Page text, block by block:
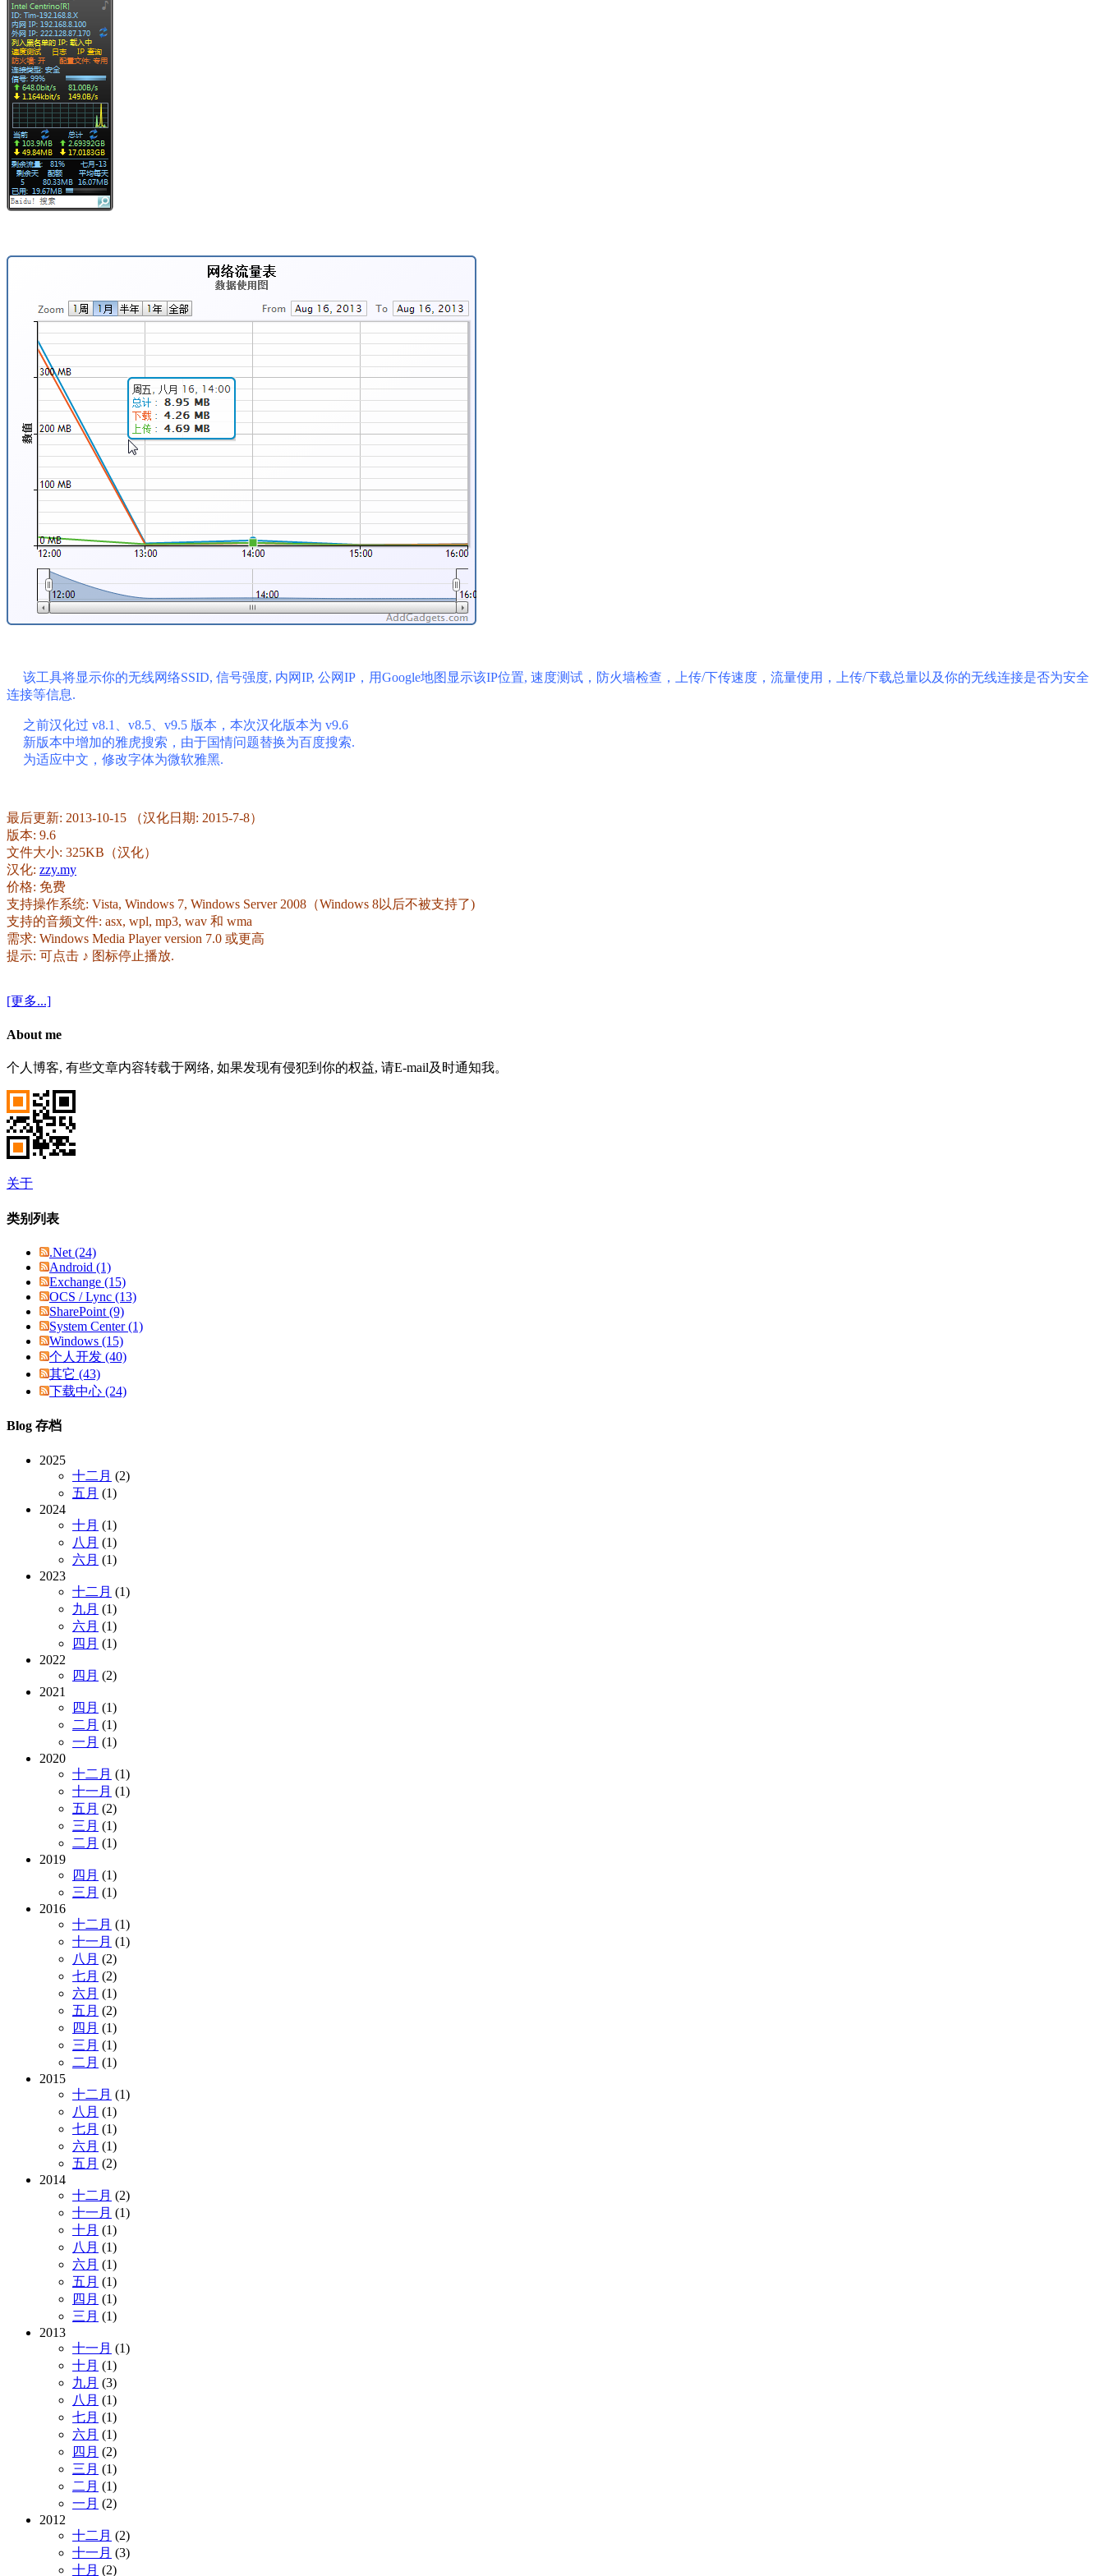
该工具将显示你的无线网络SSID, 信号强度, 内网IP, 公网IP，用Google地图显示该IP位置, 速度测试，防火墙检查，上传/下传速度，流量使用，上传/下载总量以及你的无线连接是否为安全
连接等信息.
之前汉化过 v8.1、v8.5、v9.5 版本，本次汉化版本为 v9.6
新版本中增加的雅虎搜索，由于国情问题替换为百度搜索.
为适应中文，修改字体为微软雅黑.
最后更新: 2013-10-15 （汉化日期: 2015-7-8）
版本: 9.6
文件大小: 325KB（汉化）
汉化: zzy.my
价格: 免费
支持操作系统: Vista, Windows 7, Windows Server 2008（Windows 8以后不被支持了)
支持的音频文件: asx, wpl, mp3, wav 和 wma
需求: Windows Media Player version 7.0 或更高
提示: 可点击 ♪ 图标停止播放.
[更多...]
About me
个人博客, 有些文章内容转载于网络, 如果发现有侵犯到你的权益, 请E-mail及时通知我。
关于
类别列表
.Net (24)
Android (1)
Exchange (15)
OCS / Lync (13)
SharePoint (9)
System Center (1)
Windows (15)
个人开发 (40)
其它 (43)
下载中心 (24)
Blog 存档
2025
十二月 (2)
五月 (1)
2024
十月 (1)
八月 (1)
六月 (1)
2023
十二月 (1)
九月 (1)
六月 (1)
四月 (1)
2022
四月 (2)
2021
四月 (1)
二月 (1)
一月 (1)
2020
十二月 (1)
十一月 (1)
五月 (2)
三月 (1)
二月 (1)
2019
四月 (1)
三月 (1)
2016
十二月 (1)
十一月 (1)
八月 (2)
七月 (2)
六月 (1)
五月 (2)
四月 (1)
三月 (1)
二月 (1)
2015
十二月 (1)
八月 (1)
七月 (1)
六月 (1)
五月 (2)
2014
十二月 (2)
十一月 (1)
十月 (1)
八月 (1)
六月 (1)
五月 (1)
四月 (1)
三月 (1)
2013
十一月 (1)
十月 (1)
九月 (3)
八月 (1)
七月 (1)
六月 (1)
四月 (2)
三月 (1)
二月 (1)
一月 (2)
2012
十二月 (2)
十一月 (3)
十月 (2)